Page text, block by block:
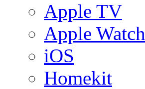
Apple TV
Apple Watch
iOS
Homekit